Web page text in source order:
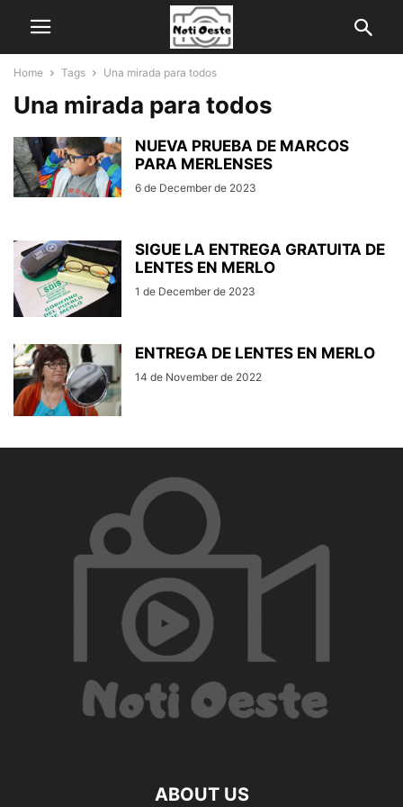
Home Tags Una mirada para todos
Una mirada para todos
NUEVA PRUEBA DE MARCOS
PARA MERLENSES
6 de December de 2023
SIGUE LA ENTREGA GRATUITA DE
LENTES EN MERLO
1 de December de 2023
ENTREGA DE LENTES EN MERLO
14 de November de 2022
ABOUT US